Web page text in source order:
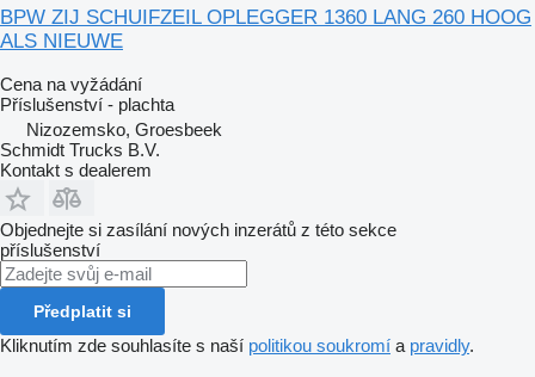
BPW ZIJ SCHUIFZEIL OPLEGGER 1360 LANG 260 HOOG
ALS NIEUWE
Cena na vyžádání
Příslušenství - plachta
Nizozemsko, Groesbeek
Schmidt Trucks B.V.
Kontakt s dealerem
Objednejte si zasílání nových inzerátů z této sekce
příslušenství
Předplatit si
Kliknutím zde souhlasíte s naší politikou soukromí a pravidly.